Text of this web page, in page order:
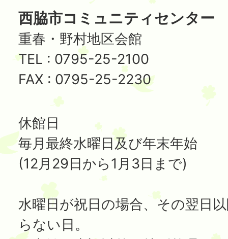
西脇市コミュニティセンター
重春・野村地区会館
TEL : 0795-25-2100
FAX : 0795-25-2230
休館日
毎月最終水曜日及び年末年始
(12月29日から1月3日まで)
水曜日が祝日の場合、その翌日
らない日。